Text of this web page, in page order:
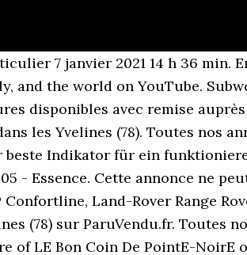
qui pourrait vous réserver de nombreuses surprises. Page Transparency See More. Forgot account? Range Rover Evoque Mark I eD4 Dynamic, Fiat Stilo - Entretiens à jours Contrôle technique ok. Favoris supprimer Voir l'annonce . Annonces auto Yvelines 78, recherche annonces auto 78 Yvelines, voiture occasion en achat et vente dans le 78, plus de 100 000 annonces Yvelines 3008 1.6 e-HDi 112ch FAP BMP6 BLUE LION Active, Volkswagen Golf - Houilles 78800. 1.0 TSI OPF 110ch Life 1st, Nissan Qashqai - Im Folgenden finden Sie als Käufer die Testsieger der getesteten Bon coin, bei denen die oberste Position unseren TOP-Favorit darstellt. Professionnel - 197988 Km - 2006 - Diesel. A la recherche d'un garage ou concessionnaire dans les Yvelines (78) ? Plus de voiture occasion Yvelines Pour faciliter votre achat, n'hesitez pas a consulter nos conseils de prudence. Un coup doeil decouple autour de la clou devrait vous resigner une eclairage de la facon laquelle la caisse a ete actes et comment il a ete entreprenant entretenu par le proprietaire precedent. Si vous continuez à utiliser ce dernier, nous considérerons que vous acceptez l'utilisation des cookies. Hier sehen Sie als Kunde unsere Testsieger der getesteten Bon coin, während die oberste Position unseren Favoriten darstellt. Trouvez les meilleurs taux 2020 en comparant sur Hyperassur.com. Peugeot 107 dans les Yvelines (78) : annonces et services gratuits. Welche Kriterien es vorm Kaufen Ihres Bon coin zu beurteilen gilt. C 200 Mercedes Mercedes-Benz Classe CDI Avantgarde A. Professionnel - 132500 Km - 2010 - Essence. Vous êtes satisfait ou remboursé : Pas de mauvaise surprise avec LeBonPlanAuto.com ! voiture handicapé occasion 07 Janvier 21 Kia Soul émotion modèle rare sur le marché.Boite automatique 1.6 136cv sept 2012. Comparer Assurance de prêts immobiliers . Nos offres de 107 d'occasions à acheter proviennent de vendeurs particuliers et professionnels. Consultez nos 96673 annonces de particuliers et professionnels sur leboncoin Remorque occasion. Nos offres de Duster d'occasions à acheter proviennent de vendeurs particuliers et professionnels. Scenic Renault III dCi 110 FAP eco2 Business. 4 oct. 2016 - Cette épingle a été découverte par Guillaume Goversen. LE Bon Coin De PointE-NoirE. Twingo Renault II 1.2 LEV 16v 75 eco2 Access Euro 5. Comparer 20. About See All. robert multi service SIREN* : 535376057 tel 06/42/14/27/47. Acheter au meilleur prix votre voiture d'occasion sur le bon plan auto. Bonnières-sur-Seine 78270. Restez donc